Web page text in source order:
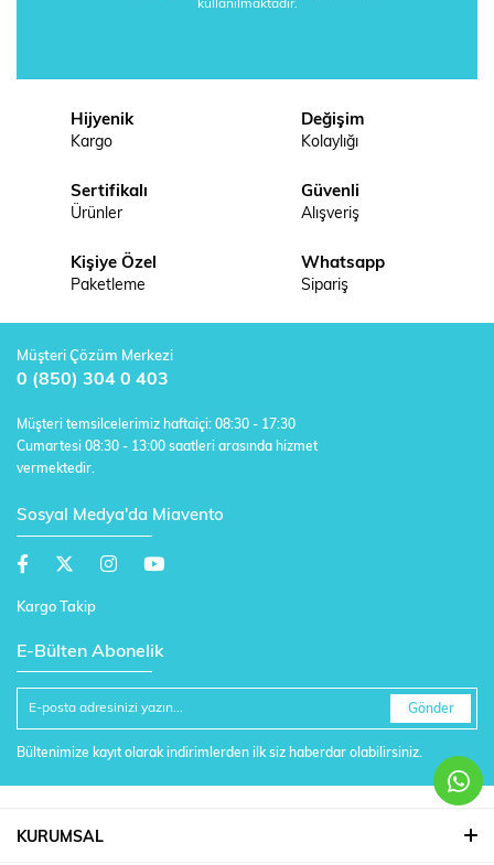
kullanılmaktadır.
Hijyenik
Kargo
Değişim
Kolaylığı
Sertifikalı
Ürünler
Güvenli
Alışveriş
Kişiye Özel
Paketleme
Whatsapp
Sipariş
Müşteri Çözüm Merkezi
0 (850) 304 0 403
Müşteri temsilcelerimiz haftaiçi: 08:30 - 17:30
Cumartesi 08:30 - 13:00 saatleri arasında hizmet
vermektedir.
Sosyal Medya'da Miavento
Kargo Takip
E-Bülten Abonelik
Gönder
Bültenimize kayıt olarak indirimlerden ilk siz haberdar olabilirsiniz.
KURUMSAL